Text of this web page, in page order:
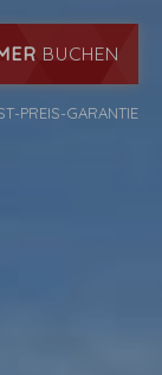
BUCHEN